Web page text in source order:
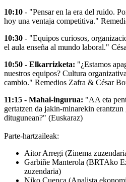
10:10 - "Pensar en la era del ruido.
hoy una ventaja competitiva."
10:30 - "Equipos curiosos,
el aula enseña al mundo laboral."
10:50 - Elkarrizketa: "¿Estamos
nuestros equipos? Cultura
cambio." Remedios Zafra & César
11:15 - Mahai-ingurua: "AA eta
gertatzen da jakin-minarekin erantzun
ditugunean?" (Euskaraz)
Parte-hartzaileak:
Aitor Arregi (Zinema
Garbiñe Manterola (BRTAko
zuzendaria)